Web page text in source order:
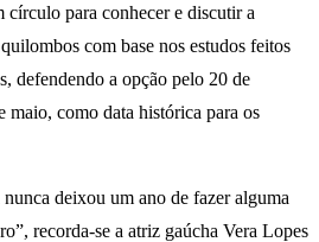
para conhecer e discutir a
com base nos estudos feitos
defendendo a opção pelo 20 de
maio, como data histórica para os
deixou um ano de fazer alguma
recorda-se a atriz gaúcha Vera Lopes